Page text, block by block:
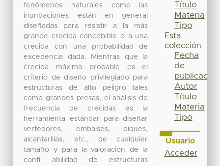
fenómenos naturales como las
inundaciones están en general
diseñadas para resistir a la más
grande crecida concebible o a una
crecida con una probabilidad de
excedencia dada. Mientras que la
crecida máxima probable es el
criterio de diseño privilegiado para
estructuras de alto peligro tales
como grandes presas, el análisis de
frecuencia de crecidas es la
herramienta estándar para diseñar
vertedores, embalses, diques,
alcantarillas, etc., de cualquier
tamaño y para la valoración de la
confi abilidad de estructuras
Título
Materia
Tipo
Esta
colección
Fecha
de
publicación
Autor
Título
Materia
Tipo
Usuario
Acceder